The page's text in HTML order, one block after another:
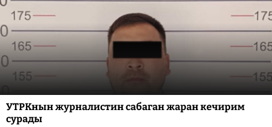
УТРКнын журналистин сабаган жаран кечирим
сурады